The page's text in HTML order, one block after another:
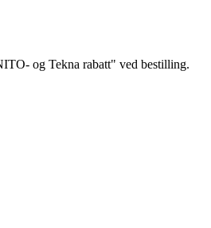
og Tekna rabatt" ved bestilling.